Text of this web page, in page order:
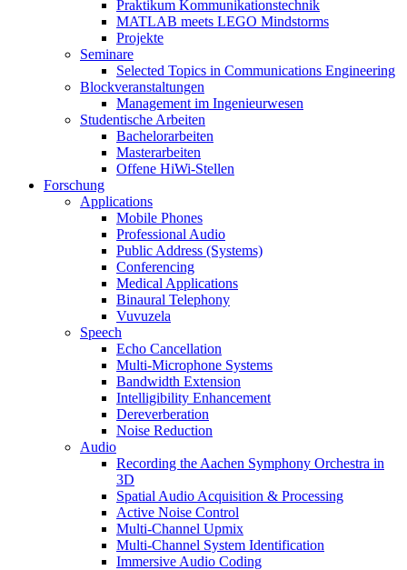
Praktikum Kommunikationstechnik
MATLAB meets LEGO Mindstorms
Projekte
Seminare
Selected Topics in Communications Engineering
Blockveranstaltungen
Management im Ingenieurwesen
Studentische Arbeiten
Bachelorarbeiten
Masterarbeiten
Offene HiWi-Stellen
Forschung
Applications
Mobile Phones
Professional Audio
Public Address (Systems)
Conferencing
Medical Applications
Binaural Telephony
Vuvuzela
Speech
Echo Cancellation
Multi-Microphone Systems
Bandwidth Extension
Intelligibility Enhancement
Dereverberation
Noise Reduction
Audio
Recording the Aachen Symphony Orchestra in
3D
Spatial Audio Acquisition & Processing
Active Noise Control
Multi-Channel Upmix
Multi-Channel System Identification
Immersive Audio Coding